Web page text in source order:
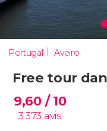
Portugal Aveiro
Free tour
9,60 / 10
3 373 avis